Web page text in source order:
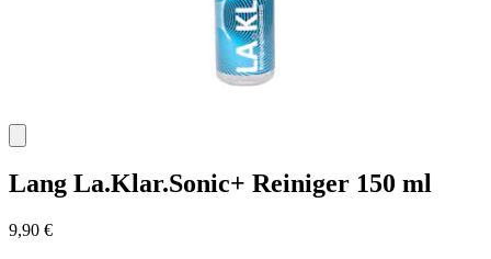
Lang La.Klar.Sonic+ Reiniger 150 ml
9,90 €